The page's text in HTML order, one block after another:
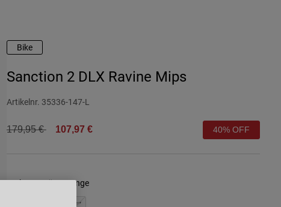
Bike
Sanction 2 DLX Ravine Mips
Artikelnr. 35336-147-L
Price reduced from
179,95 €to 107,97 € 40% OFF
Farben -Grün/Orange